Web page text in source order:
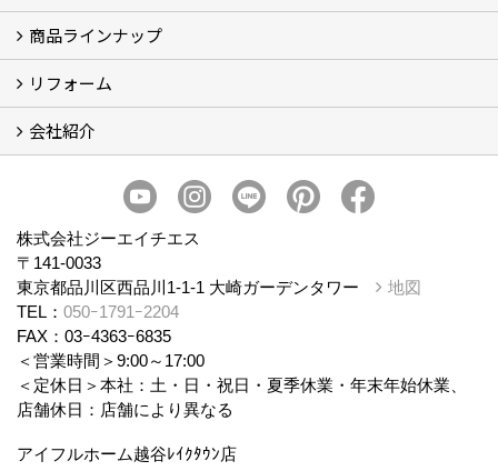
アイフルホームについて (5)
商品ラインナップ
商品ラインナップ
リフォーム
まるごと断熱リフォーム
イベント情報
施工事例
会社紹介
スタッフ紹介
個人情報保護方針
株式会社ジーエイチエス
〒141-0033
東京都品川区西品川1-1-1 大崎ガーデンタワー
地図
TEL： 050ｰ1791ｰ2204
FAX：03ｰ4363ｰ6835
＜営業時間＞9:00～17:00
＜定休日＞本社：土・日・祝日・夏季休業・年末年始休業、
店舗休日：店舗により異なる
アイフルホーム越谷ﾚｲｸﾀｳﾝ店